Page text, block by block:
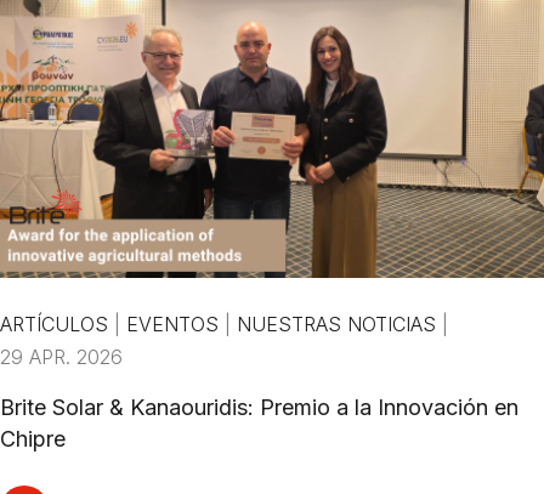
ARTÍCULOS EVENTOS NUESTRAS NOTICIAS
29 APR. 2026
Brite Solar & Kanaouridis: Premio a la Innovación en
Chipre